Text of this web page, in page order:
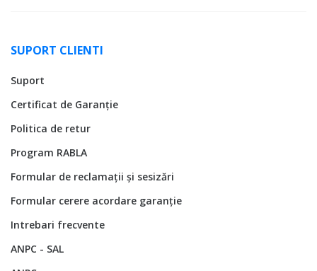
SUPORT CLIENTI
Suport
Certificat de Garanție
Politica de retur
Program RABLA
Formular de reclamații și sesizări
Formular cerere acordare garanție
Intrebari frecvente
ANPC - SAL